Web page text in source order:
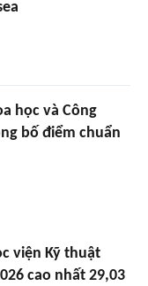
học và Công
bố điểm chuẩn
viện Kỹ thuật
cao nhất 29,03